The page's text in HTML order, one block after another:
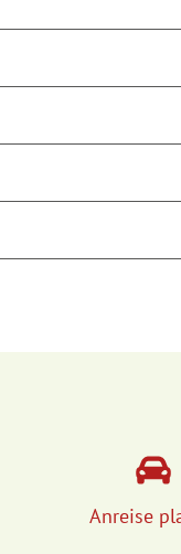
Anreise